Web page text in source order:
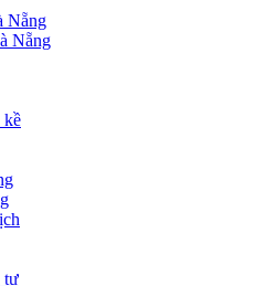
Nẵng
Nẵng
kề
tư